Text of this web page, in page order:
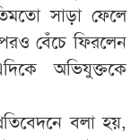
সাড়া ফেলে
বেঁচে ফিরলেন
অভিযুক্তকে
বলা হয়,